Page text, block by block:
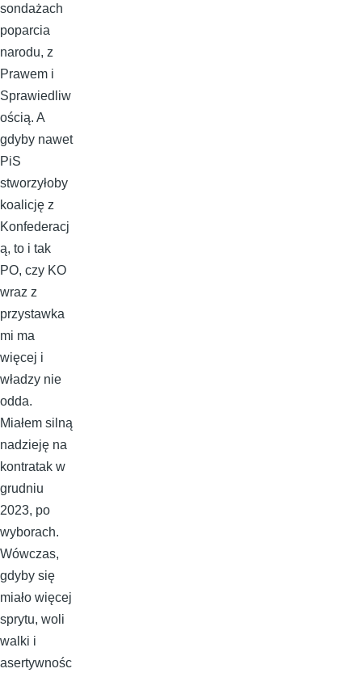
sondażach
poparcia
narodu, z
Prawem i
Sprawiedliw
ością. A
gdyby nawet
PiS
stworzyłoby
koalicję z
Konfederacj
ą, to i tak
PO, czy KO
wraz z
przystawka
mi ma
więcej i
władzy nie
odda.
Miałem silną
nadzieję na
kontratak w
grudniu
2023, po
wyborach.
Wówczas,
gdyby się
miało więcej
sprytu, woli
walki i
asertywnośc